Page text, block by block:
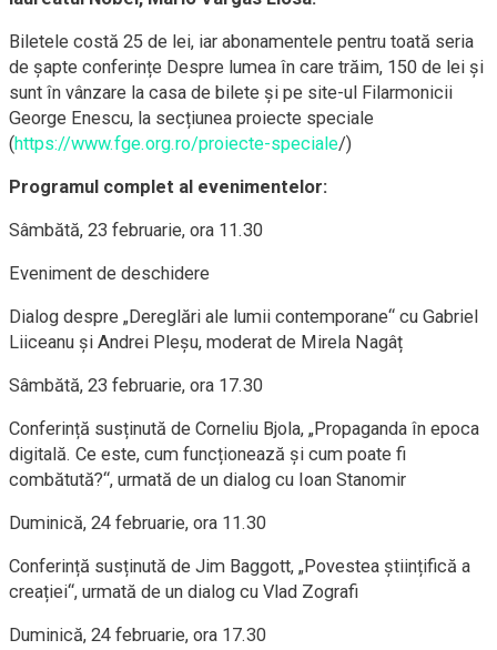
Biletele costă 25 de lei, iar abonamentele pentru toată seria
de șapte conferințe Despre lumea în care trăim, 150 de lei și
sunt în vânzare la casa de bilete și pe site-ul Filarmonicii
George Enescu, la secțiunea proiecte speciale
(https://www.fge.org.ro/proiecte-speciale/)
Programul complet al evenimentelor:
Sâmbătă, 23 februarie, ora 11.30
Eveniment de deschidere
Dialog despre „Dereglări ale lumii contemporane“ cu Gabriel
Liiceanu și Andrei Pleşu, moderat de Mirela Nagâț
Sâmbătă, 23 februarie, ora 17.30
Conferință susținută de Corneliu Bjola, „Propaganda în epoca
digitală. Ce este, cum funcționează și cum poate fi
combătută?“, urmată de un dialog cu Ioan Stanomir
Duminică, 24 februarie, ora 11.30
Conferință susținută de Jim Baggott, „Povestea științifică a
creației“, urmată de un dialog cu Vlad Zografi
Duminică, 24 februarie, ora 17.30